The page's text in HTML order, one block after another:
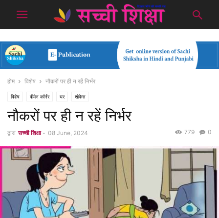
होम विशेष नौकरों पर ही न रहें निर्भर
विशेष वीमेन कॉर्नर घर शोकेस
नौकरों पर ही न रहें निर्भर
द्वारा सच्ची शिक्षा - 08 June, 2024 0
779